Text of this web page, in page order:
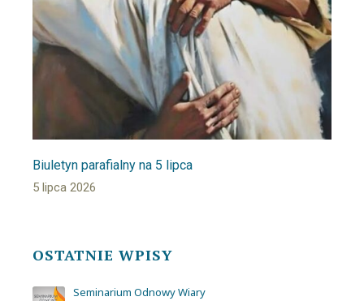
Biuletyn parafialny na 5 lipca
5 lipca 2026
OSTATNIE WPISY
Seminarium Odnowy Wiary